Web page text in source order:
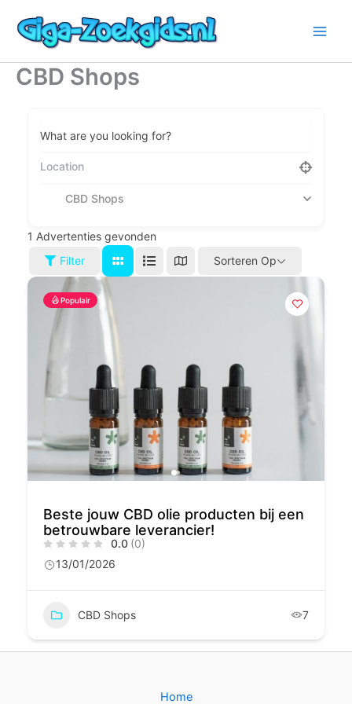
naar
inhoudCBD Shops
What are you looking for?
CBD Shops
1 Advertenties gevonden
Filter
Sorteren Op
Populair
Beste jouw CBD olie producten bij een
betrouwbare leverancier!
0.0 (0)
13/01/2026
CBD Shops 7
Home